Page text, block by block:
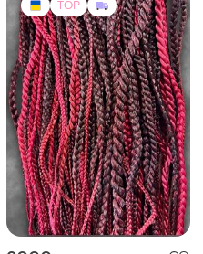
2000 грн 2
Яскравий, соковитий та
літній комплект кіс. де коси,
дредокоси